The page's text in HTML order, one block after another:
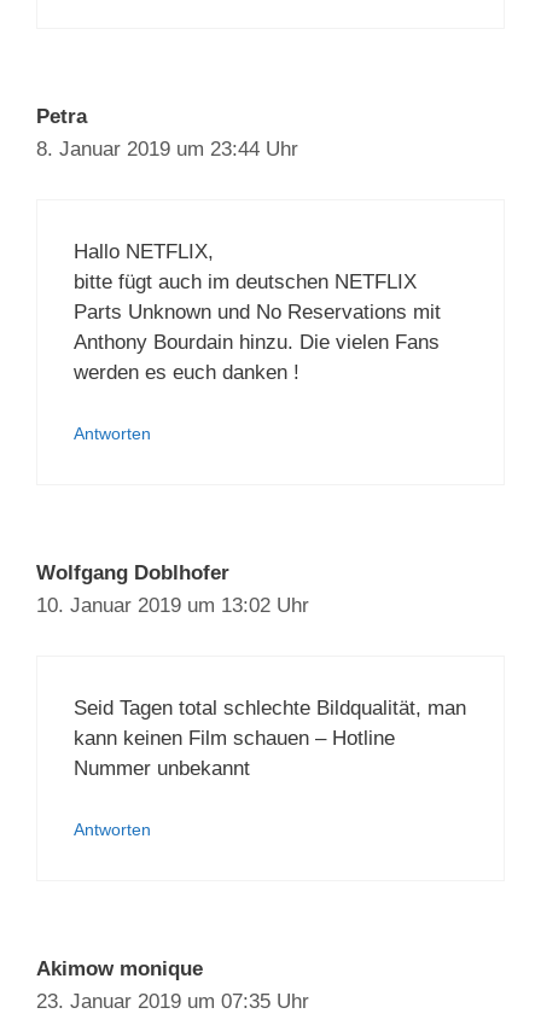
Petra
8. Januar 2019 um 23:44 Uhr
Hallo NETFLIX,
bitte fügt auch im deutschen NETFLIX
Parts Unknown und No Reservations mit
Anthony Bourdain hinzu. Die vielen Fans
werden es euch danken !
Antworten
Wolfgang Doblhofer
10. Januar 2019 um 13:02 Uhr
Seid Tagen total schlechte Bildqualität, man
kann keinen Film schauen – Hotline
Nummer unbekannt
Antworten
Akimow monique
23. Januar 2019 um 07:35 Uhr